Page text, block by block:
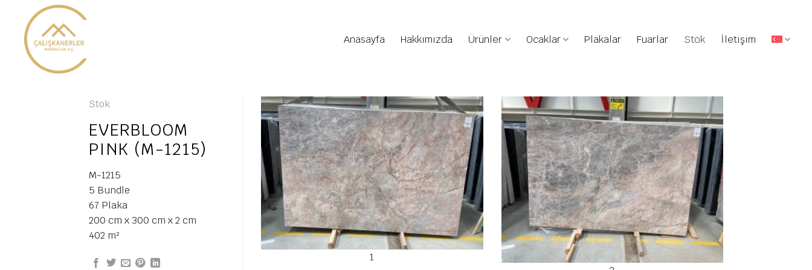
Anasayfa
Hakkımızda Ürünler Ocaklar Plakalar Fuarlar Stok İletişim
Stok
EVERBLOOM
PINK (M-1215)
M-1215
5 Bundle
67 Plaka
200 cm x 300 cm x 2 cm
402 m²
1